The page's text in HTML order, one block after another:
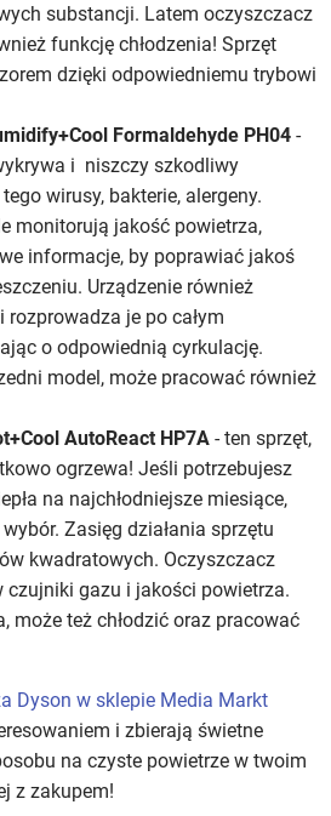
substancji. Latem oczyszczacz
funkcję chłodzenia! Sprzęt
dzięki odpowiedniemu trybowi
Formaldehyde PH04 -
i niszczy szkodliwy
wirusy, bakterie, alergeny.
monitorują jakość powietrza,
informacje, by poprawiać jakoś
Urządzenie również
je po całym
o odpowiednią cyrkulację.
model, może pracować również
AutoReact HP7A - ten sprzęt,
ogrzewa! Jeśli potrzebujesz
na najchłodniejsze miesiące,
Zasięg działania sprzętu
kwadratowych. Oczyszczacz
czujniki gazu i jakości powietrza.
może też chłodzić oraz pracować
Dyson w sklepie Media Markt
i zbierają świetne
na czyste powietrze w twoim
z zakupem!